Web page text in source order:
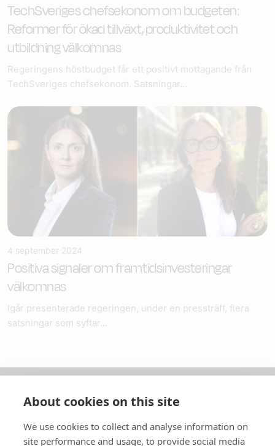
TechSveriges chefsekonom om budgeten:
Reformer för ökad tillväxt, produktivitet och
utbildning välkomnas
Regeringens höstbudget får ett positivt mottagande från
TechSveriges chefsekonom. Satsningar...
4 september 2024
Positiva signaler om framtidsinvesteringar
välkomnas
Igår presenterade regeringen, under en pressträff, flera
satsningar som syftar...
In English
About cookies on this site
We use cookies to collect and analyse information on
site performance and usage, to provide social media